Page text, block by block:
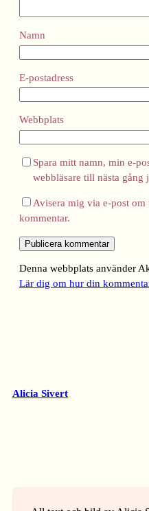
Namn
E-postadress
Webbplats
Spara mitt namn, min e-
webbläsare till nästa gång
Avisera mig via e-post om
kommentar.
Denna webbplats använder
Lär dig om hur din
Alicia Sivert